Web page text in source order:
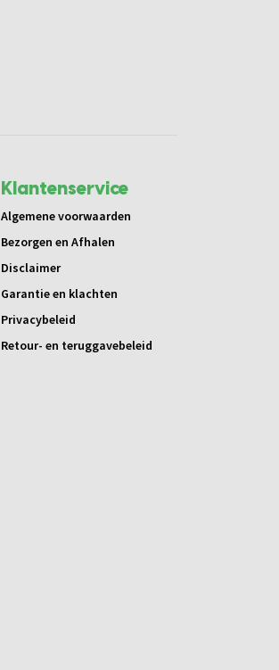
Klantenservice
Algemene voorwaarden
Bezorgen en Afhalen
Disclaimer
Garantie en klachten
Privacybeleid
Retour- en teruggavebeleid